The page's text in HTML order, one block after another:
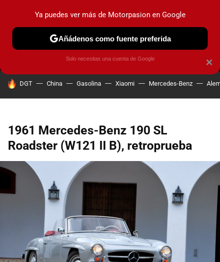
MENÚ NUEVO
COCHES ELÉCTRICOS OBSERVATORIO
HOY SE HABLA DE
DGT China Gasolina Xiaomi Mercedes-Benz
1961 Mercedes-Benz 190 SL
Roadster (W121 II B), retroprueba
×
Ya puedes ver más de Motorpasion en Google
Añádenos como fuente preferida
Solo necesitas una cuenta de Google